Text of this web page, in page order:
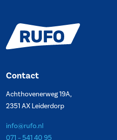
Contact
Achthovenerweg 19A,
2351 AX Leiderdorp
info@rufo.nl
071 – 541 40 95